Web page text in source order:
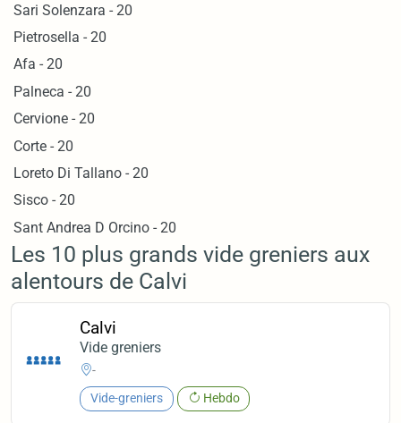
Sari Solenzara - 20
Pietrosella - 20
Afa - 20
Palneca - 20
Cervione - 20
Corte - 20
Loreto Di Tallano - 20
Sisco - 20
Sant Andrea D Orcino - 20
Les 10 plus grands vide greniers aux
alentours de Calvi
Calvi
Vide greniers
-
Vide-greniers Hebdo